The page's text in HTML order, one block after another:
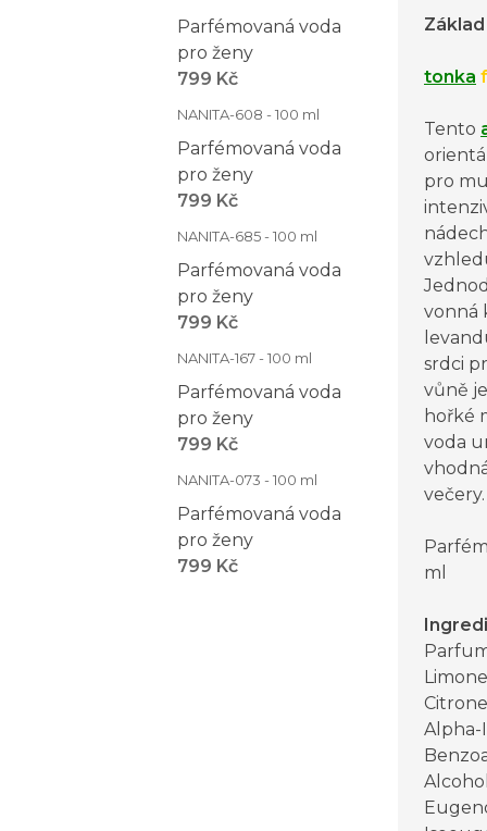
Parfémovaná voda
pro ženy
799 Kč
NANITA-608 - 100 ml
Parfémovaná voda
pro ženy
799 Kč
NANITA-685 - 100 ml
Parfémovaná voda
pro ženy
799 Kč
NANITA-167 - 100 ml
Parfémovaná voda
pro ženy
799 Kč
NANITA-073 - 100 ml
Parfémovaná voda
pro ženy
799 Kč
Základ
tonka
Tento
pro
vonná
srdci
vůně
hořké
voda
večery.
ml
Alpha-